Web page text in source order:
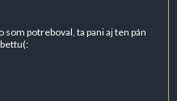
potreboval, ta pani aj ten pán